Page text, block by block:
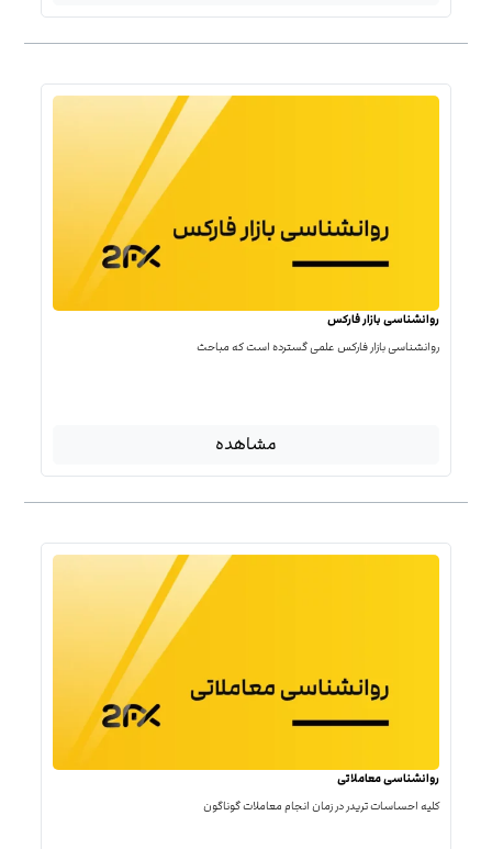
روانشناسی بازار فارکس
روانشناسی بازار فارکس علمی گسترده است که مباحث
مشاهده
روانشناسی معاملاتی
کلیه احساسات تریدر در زمان انجام معاملات گوناگون